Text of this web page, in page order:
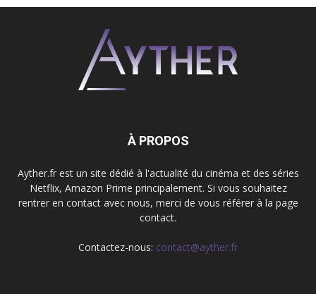
À PROPOS
Ayther.fr est un site dédié à l'actualité du cinéma et des séries
Netflix, Amazon Prime principalement. Si vous souhaitez
rentrer en contact avec nous, merci de vous référer à la page
contact.
Contactez-nous: contact@ayther.fr